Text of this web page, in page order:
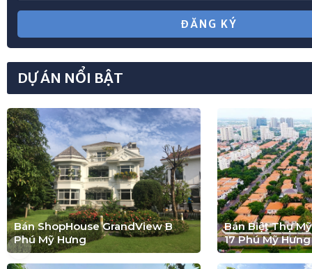
ĐĂNG KÝ
DỰ ÁN NỔI BẬT
Bán ShopHouse GrandView B
Phú Mỹ Hưng
Bán Biệt Thự
17 Phú Mỹ Hưng